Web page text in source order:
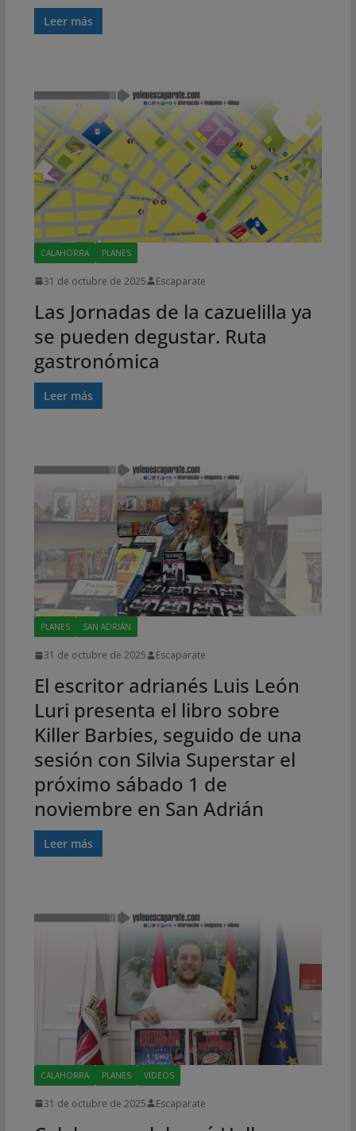
Leer más
CALAHORRA PLANES
31 de octubre de 2025 Escaparate
Las Jornadas de la cazuelilla ya
se pueden degustar. Ruta
gastronómica
Leer más
PLANES SAN ADRIÁN
31 de octubre de 2025 Escaparate
El escritor adrianés Luis León
Luri presenta el libro sobre
Killer Barbies, seguido de una
sesión con Silvia Superstar el
próximo sábado 1 de
noviembre en San Adrián
Leer más
CALAHORRA PLANES VIDEOS
31 de octubre de 2025 Escaparate